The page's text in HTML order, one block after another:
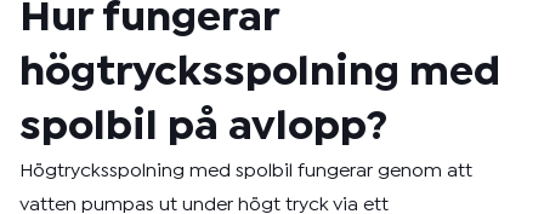
Hur fungerar
högtrycksspolning med
spolbil på avlopp?
Högtrycksspolning med spolbil fungerar genom att
vatten pumpas ut under högt tryck via ett